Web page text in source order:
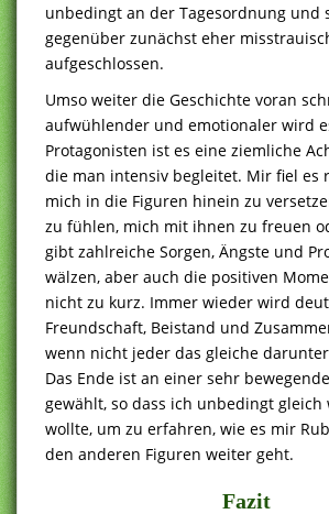
unbedingt an der Tagesordnung und
gegenüber zunächst eher
aufgeschlossen.
Umso weiter die Geschichte voran
aufwühlender und emotionaler wird
Protagonisten ist es eine ziemliche
die man intensiv begleitet. Mir fiel es
mich in die Figuren hinein zu
zu fühlen, mich mit ihnen zu freuen
gibt zahlreiche Sorgen, Ängste und
wälzen, aber auch die positiven
nicht zu kurz. Immer wieder wird
Freundschaft, Beistand und
wenn nicht jeder das gleiche
Das Ende ist an einer sehr
gewählt, so dass ich unbedingt gleich
wollte, um zu erfahren, wie es mir
den anderen Figuren weiter geht.
Fazit